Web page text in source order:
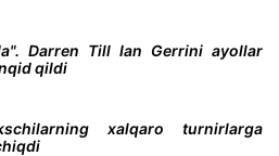
Darren Till Ian Gerrini ayollar
qildi
xalqaro turnirlarga